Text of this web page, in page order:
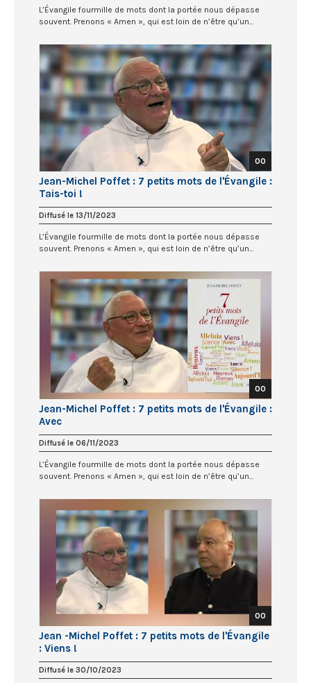
L’Évangile fourmille de mots dont la portée nous dépasse
souvent. Prenons « Amen », qui est loin de n’être qu’un...
00
Jean-Michel Poffet : 7 petits mots de l'Évangile :
Tais-toi !
Diffusé le 13/11/2023
L’Évangile fourmille de mots dont la portée nous dépasse
souvent. Prenons « Amen », qui est loin de n’être qu’un...
00
Jean-Michel Poffet : 7 petits mots de l'Évangile :
Avec
Diffusé le 06/11/2023
L’Évangile fourmille de mots dont la portée nous dépasse
souvent. Prenons « Amen », qui est loin de n’être qu’un...
00
Jean -Michel Poffet : 7 petits mots de l'Évangile
: Viens !
Diffusé le 30/10/2023